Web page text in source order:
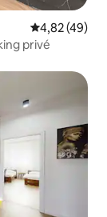
Note
4,82 (49)
privé